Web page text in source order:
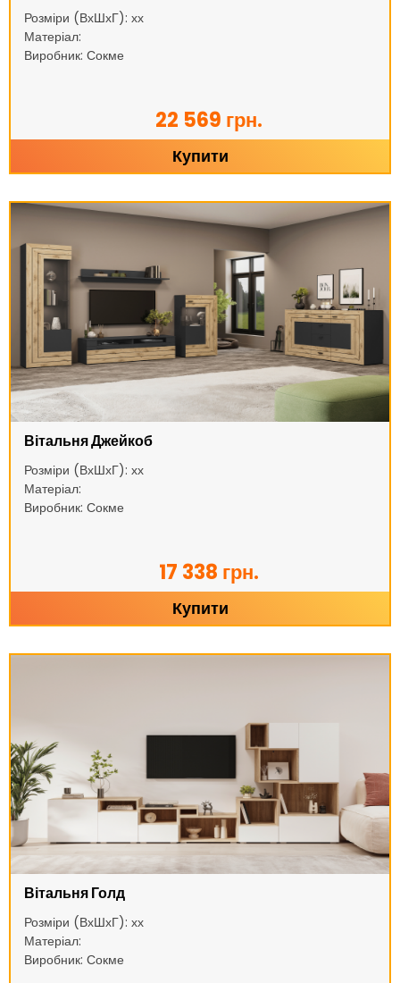
Розміри (ВхШхГ): хх
Матеріал:
Виробник: Сокме
22 569 грн.
Купити
Вітальня Джейкоб
Розміри (ВхШхГ): хх
Матеріал:
Виробник: Сокме
17 338 грн.
Купити
Вітальня Голд
Розміри (ВхШхГ): хх
Матеріал:
Виробник: Сокме